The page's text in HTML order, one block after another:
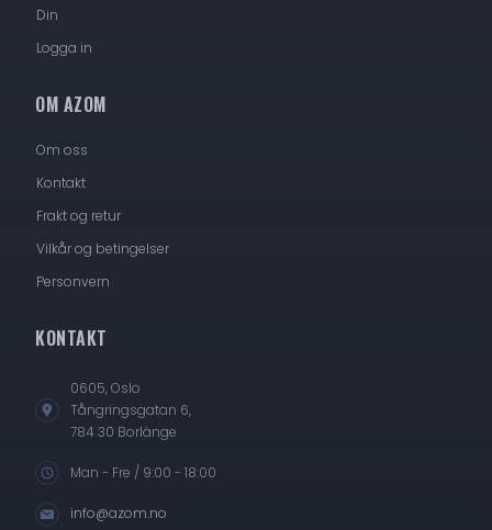
Din
Logga in
OM AZOM
Om oss
Kontakt
Frakt og retur
Vilkår og betingelser
Personvern
KONTAKT
0605, Oslo
Tångringsgatan 6,
784 30 Borlänge
Man - Fre / 9:00 - 18:00
info@azom.no